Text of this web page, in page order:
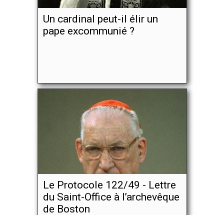
Un cardinal peut-il élir un
pape excommunié ?
Le Protocole 122/49 - Lettre
du Saint-Office à l’archevêque
de Boston